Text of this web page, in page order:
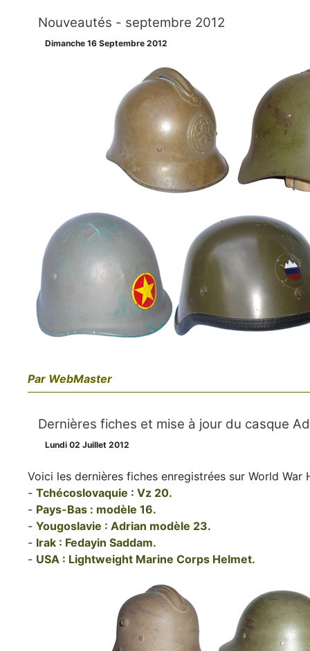
Nouveautés - septembre 2012
Dimanche 16 Septembre 2012
Par WebMaster
Dernières fiches et mise à jour du casque
Lundi 02 Juillet 2012
Voici les dernières fiches enregistrées sur World War
- Tchécoslovaquie : Vz 20.
- Pays-Bas : modèle 16.
- Yougoslavie : Adrian modèle 23.
- Irak : Fedayin Saddam.
- USA : Lightweight Marine Corps Helmet.